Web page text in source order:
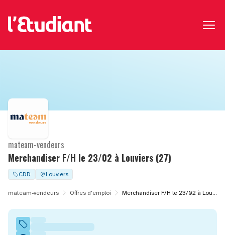
Merchandiser F/H le 23/02 à Louviers (27)
mateam-vendeurs
CDD Louviers
mateam-vendeurs Offres d'emploi Merchandiser F/H le 23/02 à Louviers (27)